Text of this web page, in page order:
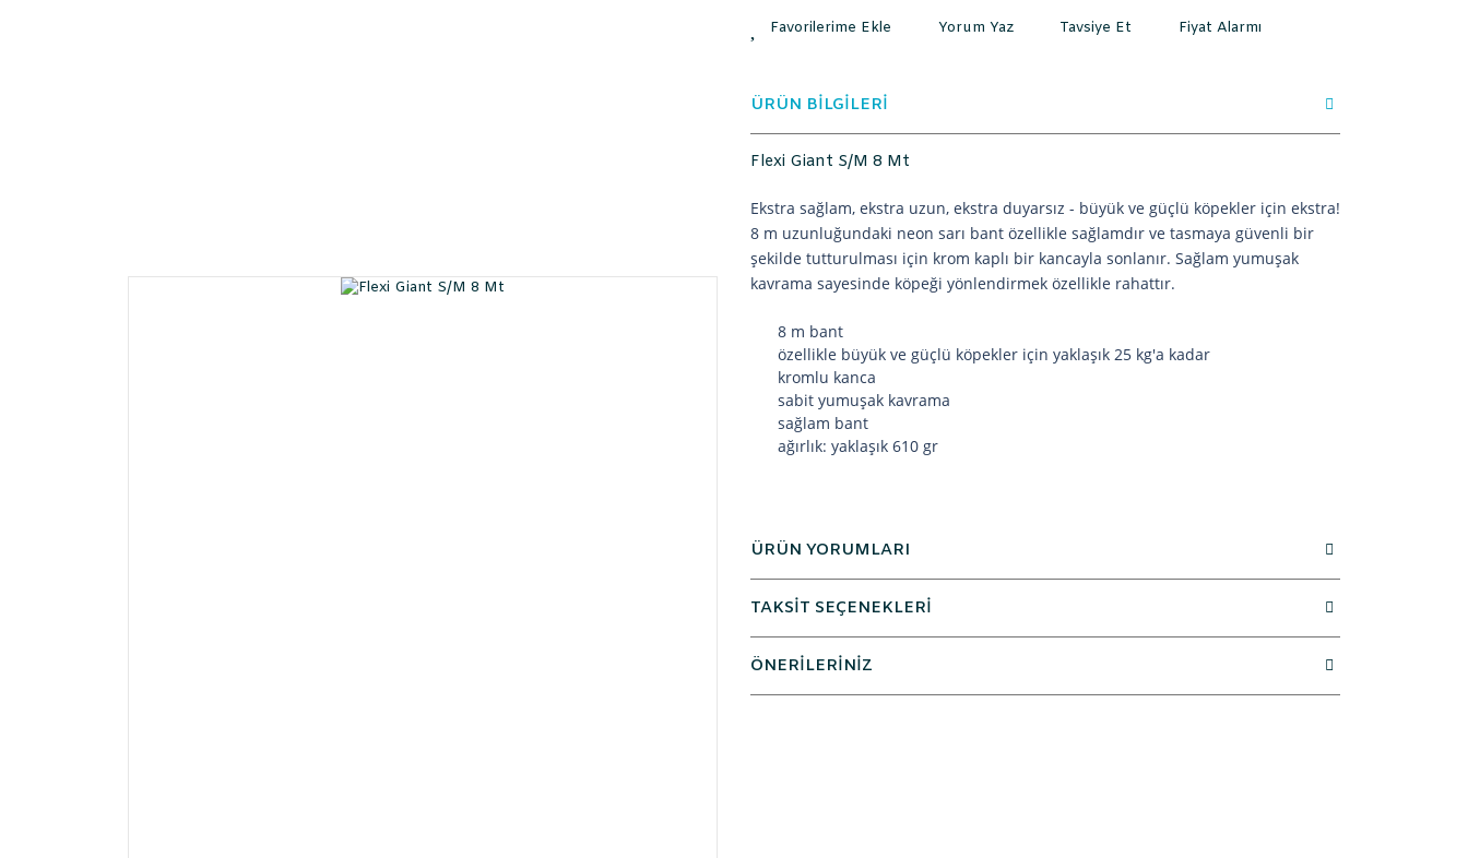
Yorum Yaz Tavsiye Et Fiyat Alarmı
ÜRÜN BİLGİLERİ
Flexi Giant S/M 8 Mt
Ekstra sağlam, ekstra uzun, ekstra duyarsız - büyük ve güçlü köpekler için ekstra!
8 m uzunluğundaki neon sarı bant özellikle sağlamdır ve tasmaya güvenli bir
şekilde tutturulması için krom kaplı bir kancayla sonlanır. Sağlam yumuşak
kavrama sayesinde köpeği yönlendirmek özellikle rahattır.
8 m bant
özellikle büyük ve güçlü köpekler için yaklaşık 25 kg'a kadar
kromlu kanca
sabit yumuşak kavrama
sağlam bant
ağırlık: yaklaşık 610 gr
ÜRÜN YORUMLARI
TAKSİT SEÇENEKLERİ
ÖNERİLERİNİZ